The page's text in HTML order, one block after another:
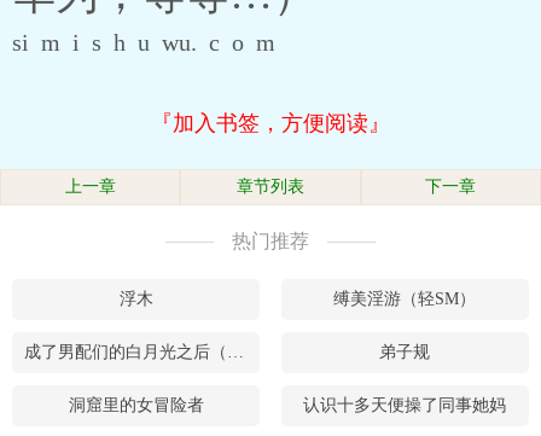
si m i s h u wu. c o m
『加入书签，方便阅读』
上一章 章节列表 下一章
热门推荐
浮木 缚美淫游（轻SM）
成了男配们的白月光之后（穿书） 弟子规
洞窟里的女冒险者 认识十多天便操了同事她妈